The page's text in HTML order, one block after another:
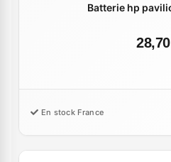
Batterie hp
En stock France